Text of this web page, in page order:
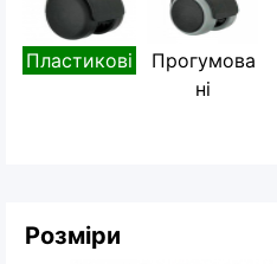
Пластикові
Прогумова
ні
Розміри